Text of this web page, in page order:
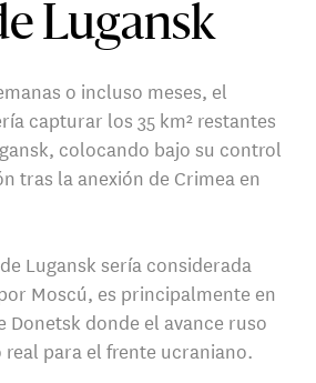
Lugansk
o incluso meses, el
capturar los 35 km² restantes
colocando bajo su control
tras la anexión de Crimea en
Lugansk sería considerada
Moscú, es principalmente en
Donetsk donde el avance ruso
para el frente ucraniano.